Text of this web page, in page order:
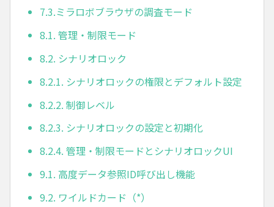
7.3.ミラロボブラウザの調査モード
8.1. 管理・制限モード
8.2. シナリオロック
8.2.1. シナリオロックの権限とデフォルト設定
8.2.2. 制御レベル
8.2.3. シナリオロックの設定と初期化
8.2.4. 管理・制限モードとシナリオロックUI
9.1. 高度データ参照ID呼び出し機能
9.2. ワイルドカード（*）